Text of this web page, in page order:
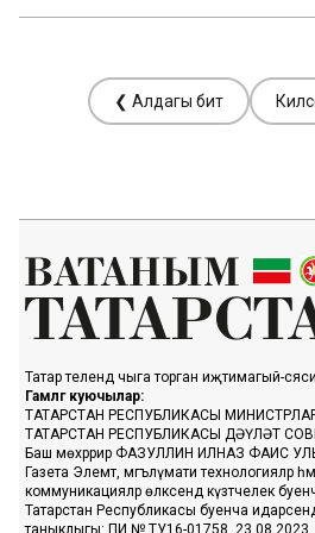
❮ Алдагы бит
Татар телендә чыга торган иҗтимагый-
Гамәлгә куючылар:
ТАТАРСТАН РЕСПУБЛИКАСЫ
ТАТАРСТАН РЕСПУБЛИКАСЫ ДӘҮЛӘТ
Баш мөхәррир ФАЗУЛЛИН ИЛНАЗ ФАИС
Газета Элемтә, мәгълүмати технологияләр
коммуникацияләр өлкәсендә күзәтчелек
Татарстан Республикасы буенча идарәсендә
таныклыгы: ПИ № ТУ16-01758, 23.08.2023.